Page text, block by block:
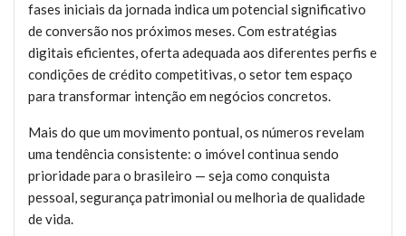
fases iniciais da jornada indica um potencial significativo
de conversão nos próximos meses. Com estratégias
digitais eficientes, oferta adequada aos diferentes perfis e
condições de crédito competitivas, o setor tem espaço
para transformar intenção em negócios concretos.
Mais do que um movimento pontual, os números revelam
uma tendência consistente: o imóvel continua sendo
prioridade para o brasileiro — seja como conquista
pessoal, segurança patrimonial ou melhoria de qualidade
de vida.